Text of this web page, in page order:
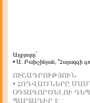
Աղբյուրը`
• Ա. Բախչինյան, "Հայազգի
ՈՒՇԱԴՐՈՒԹՅՈՒՆ
• ՀՈԴՎԱԾՆԵՐԸ
ՕԳՏԱԳՈՐԾԵԼՈՒ
ՊԱՐՏԱԴԻՐ Է :